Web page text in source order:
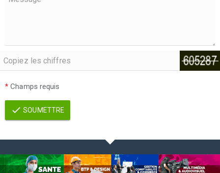
* Champs requis
SOUMETTRE